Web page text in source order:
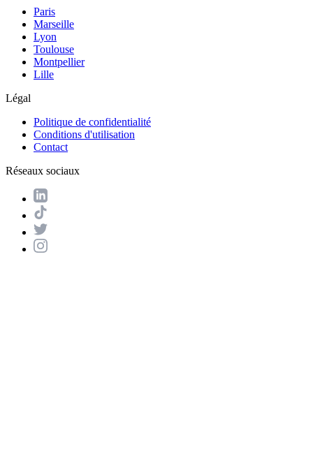
Paris
Marseille
Lyon
Toulouse
Montpellier
Lille
Légal
Politique de confidentialité
Conditions d'utilisation
Contact
Réseaux sociaux